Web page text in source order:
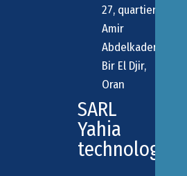
27, quartier
Amir
Abdelkader,
Bir El Djir,
Oran
SARL
Yahia
technologie